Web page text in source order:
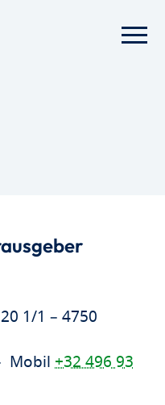
1/1 – 4750
Mobil +32 496 93